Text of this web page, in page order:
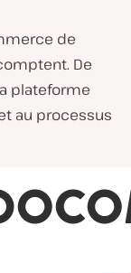
de
De
plateforme
au processus